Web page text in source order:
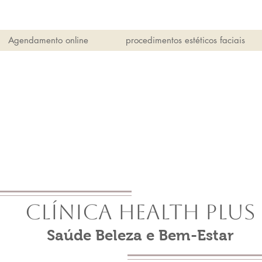
Agendamento online procedimentos estéticos faciais
Clínica Health Plus
Saúde Beleza e Bem-Estar